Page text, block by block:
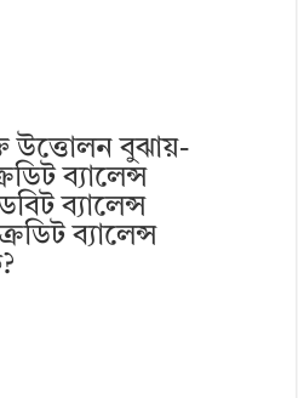
উত্তোলন বুঝায়-
ব্যালেন্স
ব্যালেন্স
ব্যালেন্স